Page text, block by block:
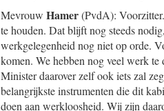
Mevrouw Hamer(PvdA):
te houden. Dat blijft nog steeds
werkgelegenheid nog niet op orde.
komen. We hebben nog veel werk
Minister daarover zelf ook iets zal
belangrijkste instrumenten die dit
doen aan werkloosheid. Wij zijn